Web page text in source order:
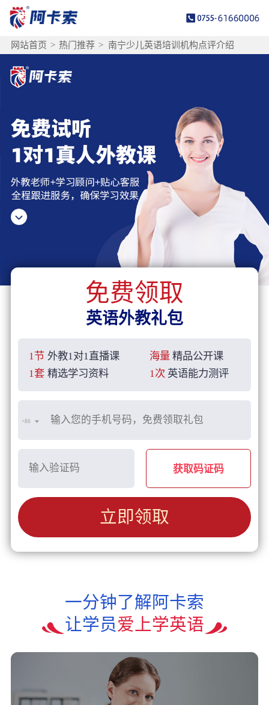
网站首页 > 热门推荐 > 南宁少儿英语培训机构点评介绍
免费领取
英语外教礼包
1节 外教1对1直播课 海量 精品公开课
1套 精选学习资料 1次 英语能力测评
+86
获取码证码
立即领取
一分钟了解阿卡索
让学员爱上学英语